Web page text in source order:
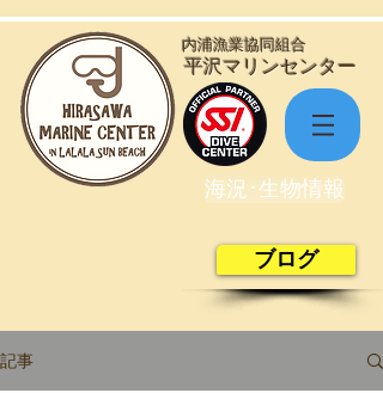
​平沢マリンセンター
​内浦漁業協同組合
海況･生物情報
ブログ
記事